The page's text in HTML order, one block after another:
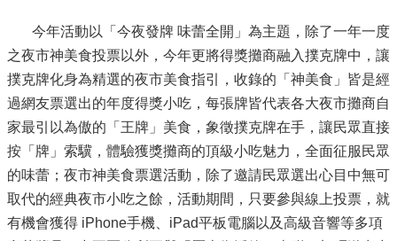
今年活動以「今夜發牌 味蕾全開」為主題，除了一年一度
之夜市神美食投票以外，今年更將得獎攤商融入撲克牌中，讓
撲克牌化身為精選的夜市美食指引，收錄的「神美食」皆是經
過網友票選出的年度得獎小吃，每張牌皆代表各大夜市攤商自
家最引以為傲的「王牌」美食，象徵撲克牌在手，讓民眾直接
按「牌」索驥，體驗獲獎攤商的頂級小吃魅力，全面征服民眾
的味蕾；夜市神美食票選活動，除了邀請民眾選出心目中無可
取代的經典夜市小吃之餘，活動期間，只要參與線上投票，就
有機會獲得 iPhone手機、iPad平板電腦以及高級音響等多項